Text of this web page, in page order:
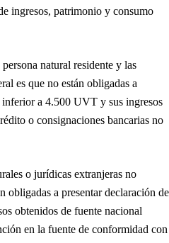
ingresos, patrimonio y consumo
natural residente y las
es que no están obligadas a
a 4.500 UVT y sus ingresos
o consignaciones bancarias no
o jurídicas extranjeras no
obligadas a presentar declaración de
obtenidos de fuente nacional
en la fuente de conformidad con